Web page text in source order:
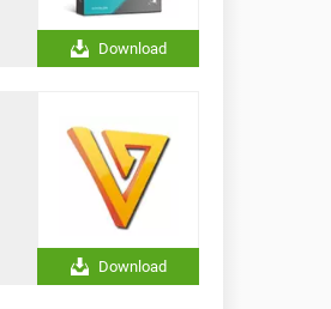
Download
Download